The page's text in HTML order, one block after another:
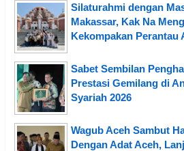
Silaturahmi dengan
Makassar, Kak Na
Kekompakan Perantau
Sabet Sembilan
Prestasi Gemilang di
Syariah 2026
Wagub Aceh Sambut
Dengan Adat Aceh,